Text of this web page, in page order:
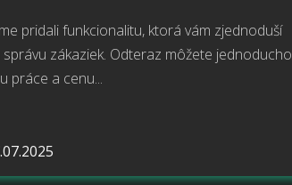
pridali funkcionalitu, ktorá vám zjednoduší
zákaziek. Odteraz môžete jednoducho
práce a cenu...